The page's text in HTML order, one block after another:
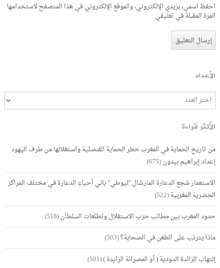
احفظ اسمي، بريدي الإلكتروني، والموقع الإلكتروني في هذا المتصفح لاستخدامها
المرة المقبلة في تعليقي.
الأعداد
الأكثر قراءة
من تاريخ الحماية في المغرب خطر الحماية القنصلية واستغلالها من طرف اليهود
إعداد إبراهيم بيدون(675)
الاستعمار شجع الدعارة المارشال "ليوطي" باني أحياء الدعارة في مختلف المراكز
الحضرية المغربية(522)
حدود المغرب بين مطالب حزب الاستقلال وتطلعات السلطان(518)
ماذا يترتب على الطعن في الصحابة؟(503)
إلتهاب الزائدة الدودية ( أو المصرانة الزايدة )(501)